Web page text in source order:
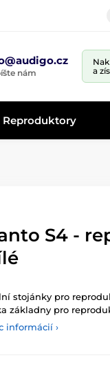
nám
a
Reproduktory
S4 -
stojánky pro
základny pro
informácií ›